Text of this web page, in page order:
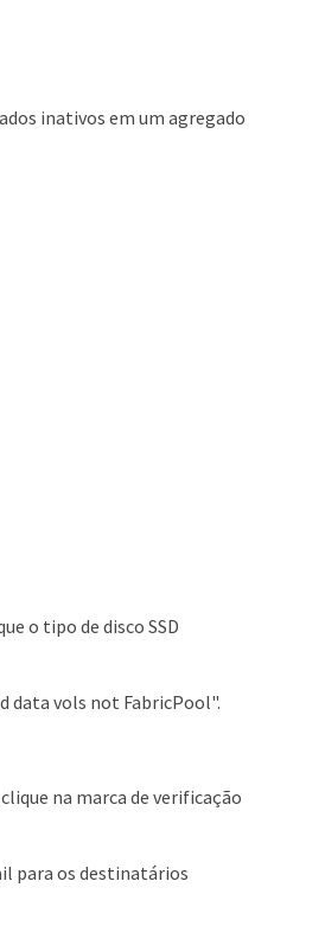
inativos em um agregado
o tipo de disco SSD
data vols not FabricPool".
na marca de verificação
para os destinatários